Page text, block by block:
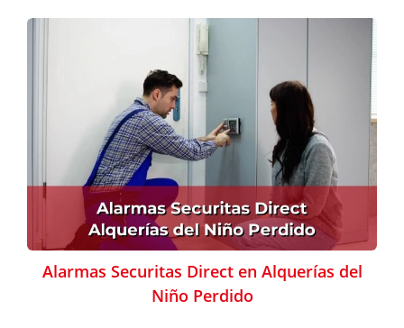
Alarmas Securitas Direct en Alquerías del
Niño Perdido